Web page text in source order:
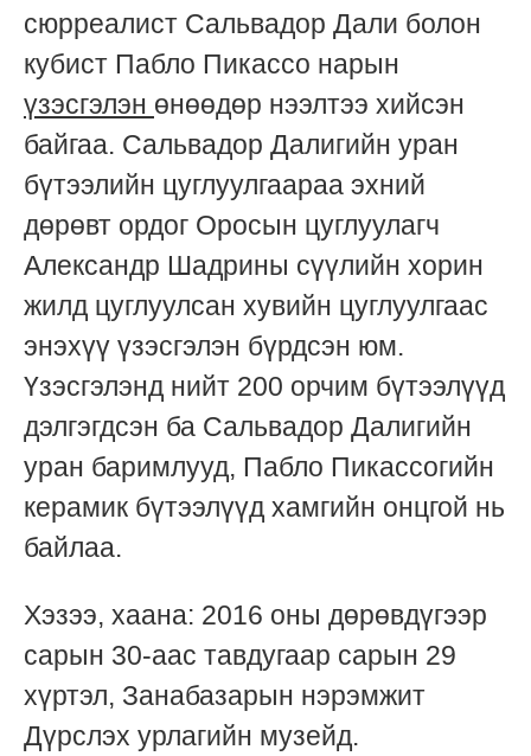
сюрреалист Сальвадор Дали болон
кубист Пабло Пикассо нарын
үзэсгэлэн өнөөдөр нээлтээ хийсэн
байгаа. Сальвадор Далигийн уран
бүтээлийн цуглуулгаараа эхний
дөрөвт ордог Оросын цуглуулагч
Александр Шадрины сүүлийн хорин
жилд цуглуулсан хувийн цуглуулгаас
энэхүү үзэсгэлэн бүрдсэн юм.
Үзэсгэлэнд нийт 200 орчим бүтээлүүд
дэлгэгдсэн ба Сальвадор Далигийн
уран баримлууд, Пабло Пикассогийн
керамик бүтээлүүд хамгийн онцгой нь
байлаа.
Хэзээ, хаана: 2016 оны дөрөвдүгээр
сарын 30-аас тавдугаар сарын 29
хүртэл, Занабазарын нэрэмжит
Дүрслэх урлагийн музейд.